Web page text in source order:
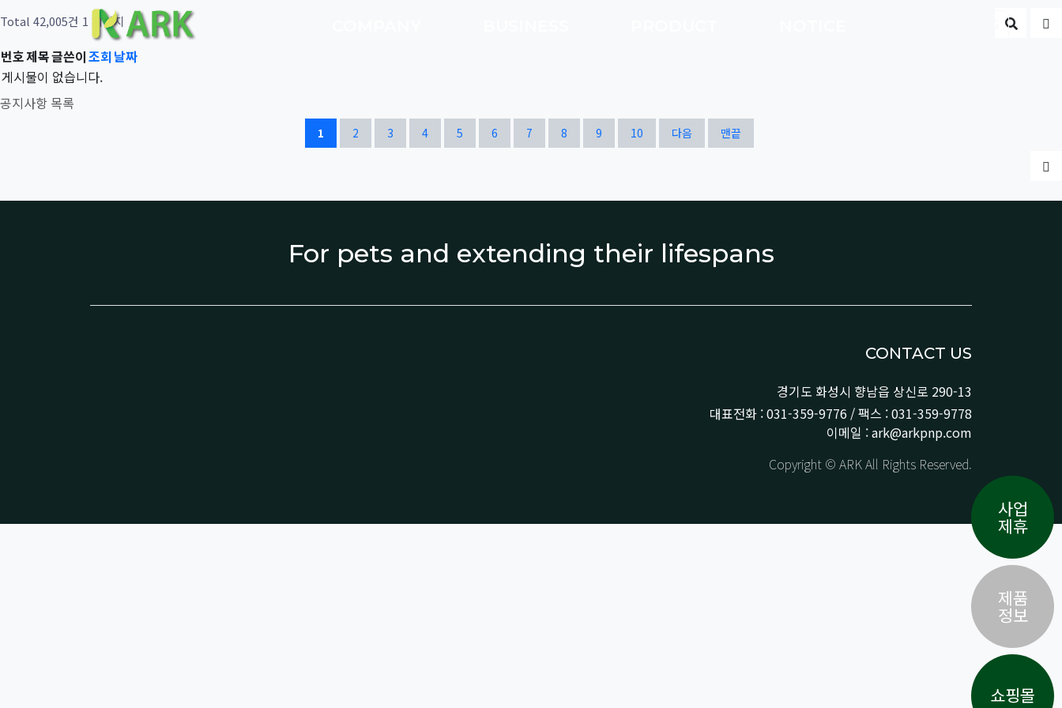
Total 42,005건 1 페이지 게시판
공지사항 목록
번호제목글쓴이조회날짜
게시물이 없습니다.
열린
1 페이지
2
페이지 3
페이지 4
페이지 5
페이지 6
페이지 7
페이지 8
페이지 9
페이지 10
페이지 다음 맨끝
For pets and extending their lifespans
CONTACT US
경기도 화성시 향남읍 상신로 290-13
대표전화 : 031-359-9776 / 팩스 : 031-359-9778
이메일 : ark@arkpnp.com
Copyright © ARK All Rights Reserved.
사업
제휴
제품
정보
쇼핑몰